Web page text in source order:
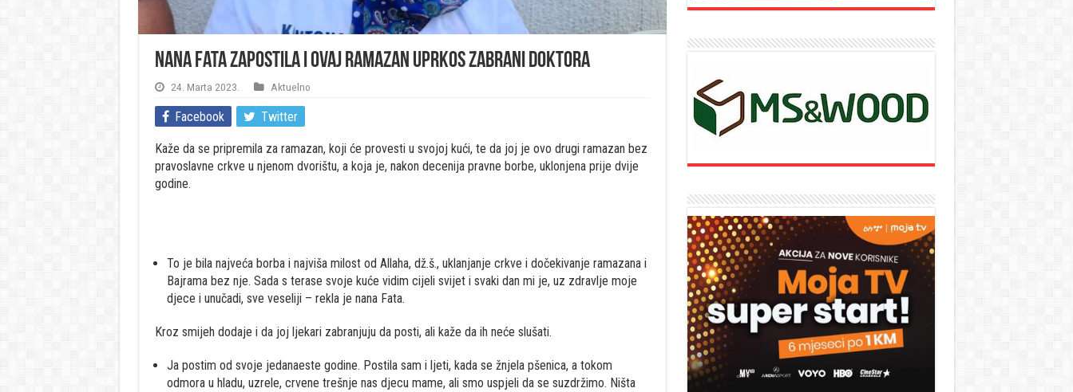
Nana Fata zapostila i ovaj ramazan uprkos zabrani doktora
24. Marta 2023. Aktuelno
Facebook Twitter
Kaže da se pripremila za ramazan, koji će provesti u svojoj kući, te da joj je ovo drugi ramazan bez
pravoslavne crkve u njenom dvorištu, a koja je, nakon decenija pravne borbe, uklonjena prije dvije
godine.
To je bila najveća borba i najviša milost od Allaha, dž.š., uklanjanje crkve i dočekivanje ramazana i
Bajrama bez nje. Sada s terase svoje kuće vidim cijeli svijet i svaki dan mi je, uz zdravlje moje
djece i unučadi, sve veseliji – rekla je nana Fata.
Kroz smijeh dodaje i da joj ljekari zabranjuju da posti, ali kaže da ih neće slušati.
Ja postim od svoje jedanaeste godine. Postila sam i ljeti, kada se žnjela pšenica, a tokom
odmora u hladu, uzrele, crvene trešnje nas djecu mame, ali smo uspjeli da se suzdržimo. Ništa